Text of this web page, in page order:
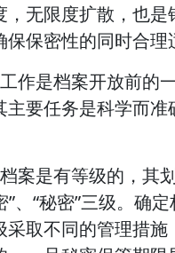
无限度扩散，也
保密性的同时合理
作是档案开放前的
要任务是科学而
案是有等级的，其
、“秘密”三级。确
取不同的管理措